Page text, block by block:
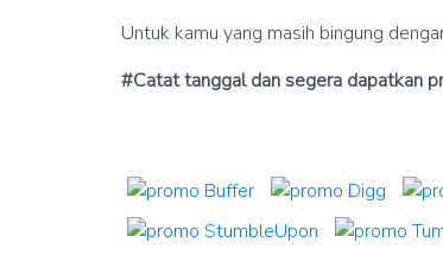
Untuk kamu yang masih bingung
#Catat tanggal dan segera dapatkan